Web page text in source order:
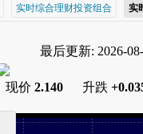
实时综合理财投资组合 实
最后更新: 2026-
现价 2.140 升跌